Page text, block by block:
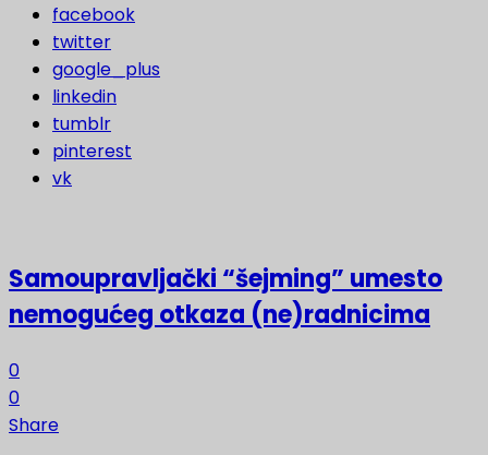
facebook
twitter
google_plus
linkedin
tumblr
pinterest
vk
Samoupravljački “šejming” umesto
nemogućeg otkaza (ne)radnicima
0
0
Share